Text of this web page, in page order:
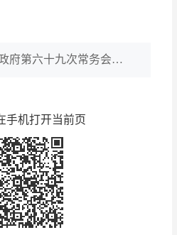
中方县六届人民政府第六十九次常务会议召开
手机打开当前页